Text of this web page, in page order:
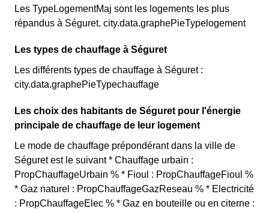
Les TypeLogementMaj sont les logements les plus
répandus à Séguret. city.data.graphePieTypelogement
Les types de chauffage à Séguret
Les différents types de chauffage à Séguret :
city.data.graphePieTypechauffage
Les choix des habitants de Séguret pour l'énergie
principale de chauffage de leur logement
Le mode de chauffage prépondérant dans la ville de
Séguret est le suivant * Chauffage urbain :
PropChauffageUrbain % * Fioul : PropChauffageFioul %
* Gaz naturel : PropChauffageGazReseau % * Electricité
: PropChauffageElec % * Gaz en bouteille ou en citerne :